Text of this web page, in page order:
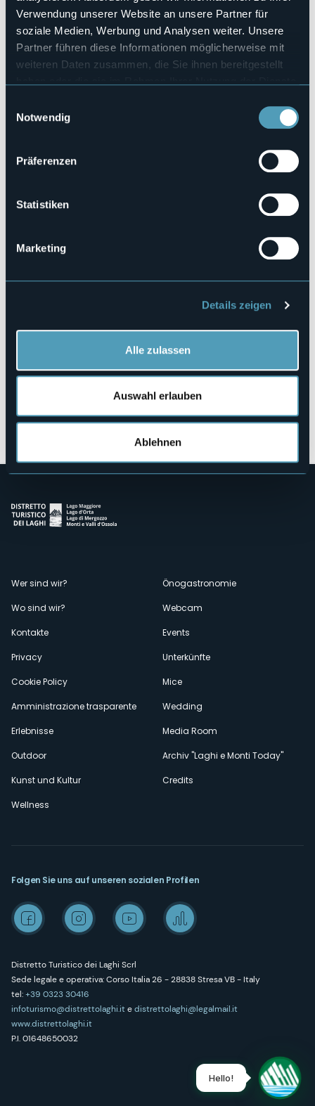
Verwendung unserer Website an unsere Partner für
soziale Medien, Werbung und Analysen weiter. Unsere
Partner führen diese Informationen möglicherweise mit
weiteren Daten zusammen, die Sie ihnen bereitgestellt
Notwendig
Präferenzen
Statistiken
Marketing
Details zeigen
Alle zulassen
Auswahl erlauben
Ablehnen
8
Anzahl der Betten
25
E-mail
montezeus@viciniaziendaagricola.it
Webseite
Telefon
Codice CIR
103056-RIE-00001
Fraz. Crego, 6
Öffnen Sie die Karte
Menù
secondario
Wer sind wir?
Wo sind wir?
Kontakte
Privacy
Cookie Policy
Amministrazione trasparente
Erlebnisse
Outdoor
Kunst und Kultur
Wellness
Önogastronomie
Webcam
Events
Unterkünfte
Mice
Wedding
Media Room
Archiv "Laghi e Monti Today"
Credits
Distretto Turistico dei Laghi Scrl
Sede legale e operativa: Corso Italia 26 - 28838 Stresa VB - Italy
tel:+39 0323 30416
infoturismo@distrettolaghi.itedistrettolaghi@legalmail.it
www.distrettolaghi.it
P.I. 01648650032
Folgen Sie uns auf unseren sozialen Profilen